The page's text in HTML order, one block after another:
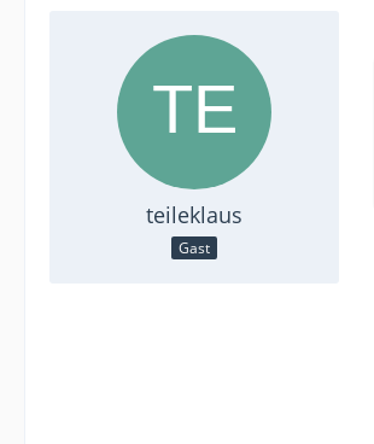
teileklaus
Gast